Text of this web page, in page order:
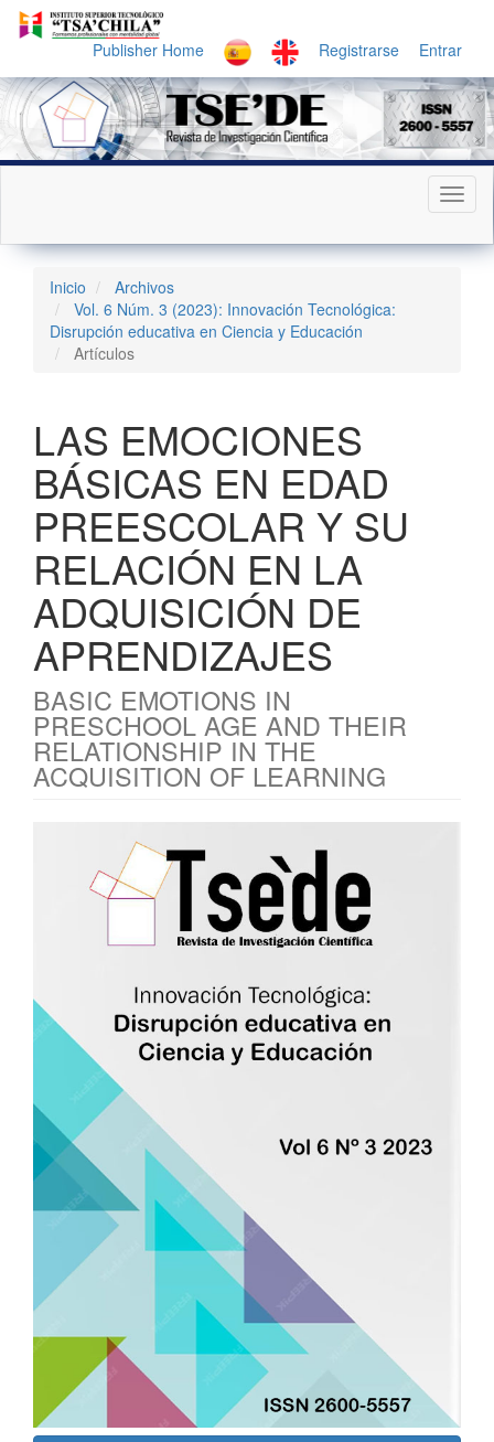
Navegación
principal
Contenido
principal
Barra
lateral
Publisher Home Registrarse Entrar
Inicio
Archivos
Vol. 6 Núm. 3 (2023): Innovación Tecnológica:
Disrupción educativa en Ciencia y Educación
Artículos
LAS EMOCIONES
BÁSICAS EN EDAD
PREESCOLAR Y SU
RELACIÓN EN LA
ADQUISICIÓN DE
APRENDIZAJES
BASIC EMOTIONS IN
PRESCHOOL AGE AND THEIR
RELATIONSHIP IN THE
ACQUISITION OF LEARNING
lateral
artículo